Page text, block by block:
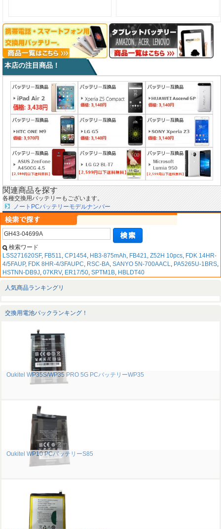
本店の注目商品！
関連商品を探す
各種交換用バッテリーもございます。
ノートPCバッテリーモデルナンバー
検索ワード
LSS271620SF, FB511, CP1454, HB3-875mAh, FB421, Z52H 10pcs, FDK 14HR-
4/5FAUP, FDK 8HR-4/3FAUPC, RSC-BA, SANYO 5N-700AACL, PA5265U-1BRS,
HSTNN-DB9J, 07KRV, ER17/50, SPTM1B, HBLDT40
人気商品ランキングリ
交換用電池パックランキング！
Oukitel WP35S/WP35 PRO 5G PCバッテリーWP35
Oukitel WP10 PCバッテリーS85